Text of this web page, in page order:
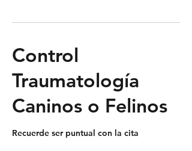
Control
Traumatología
Caninos o Felinos
Recuerde ser puntual con la cita